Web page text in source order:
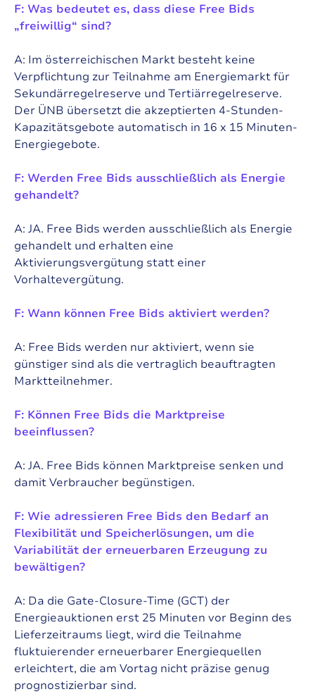
F: Was bedeutet es, dass diese Free Bids
„freiwillig“ sind?
A: Im österreichischen Markt besteht keine
Verpflichtung zur Teilnahme am Energiemarkt für
Sekundärregelreserve und Tertiärregelreserve.
Der ÜNB übersetzt die akzeptierten 4-Stunden-
Kapazitätsgebote automatisch in 16 x 15 Minuten-
Energiegebote.
F: Werden Free Bids ausschließlich als Energie
gehandelt?
A: JA. Free Bids werden ausschließlich als Energie
gehandelt und erhalten eine
Aktivierungsvergütung statt einer
Vorhaltevergütung.
F: Wann können Free Bids aktiviert werden?
A: Free Bids werden nur aktiviert, wenn sie
günstiger sind als die vertraglich beauftragten
Marktteilnehmer.
F: Können Free Bids die Marktpreise
beeinflussen?
A: JA. Free Bids können Marktpreise senken und
damit Verbraucher begünstigen.
F: Wie adressieren Free Bids den Bedarf an
Flexibilität und Speicherlösungen, um die
Variabilität der erneuerbaren Erzeugung zu
bewältigen?
A: Da die Gate-Closure-Time (GCT) der
Energieauktionen erst 25 Minuten vor Beginn des
Lieferzeitraums liegt, wird die Teilnahme
fluktuierender erneuerbarer Energiequellen
erleichtert, die am Vortag nicht präzise genug
prognostizierbar sind.